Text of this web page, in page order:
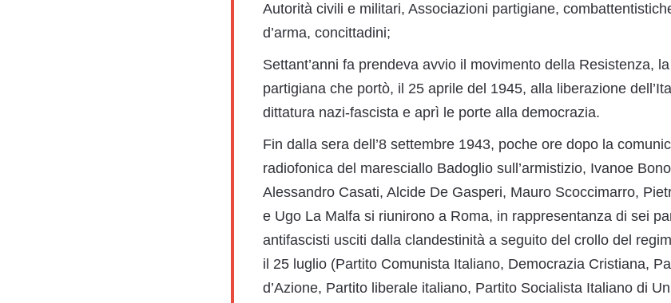
Autorità civili e militari, Associazioni partigiane,
d’arma, concittadini;
Settant’anni fa prendeva avvio il movimento della Resistenza,
partigiana che portò, il 25 aprile del 1945, alla liberazione
dittatura nazi-fascista e aprì le porte alla democrazia.
Fin dalla sera dell’8 settembre 1943, poche ore dopo la
radiofonica del maresciallo Badoglio sull’armistizio, Ivanoe
Alessandro Casati, Alcide De Gasperi, Mauro Scoccimarro,
e Ugo La Malfa si riunirono a Roma, in rappresentanza di sei
antifascisti usciti dalla clandestinità a seguito del crollo del
il 25 luglio (Partito Comunista Italiano, Democrazia Cristiana,
d’Azione, Partito liberale italiano, Partito Socialista Italiano di